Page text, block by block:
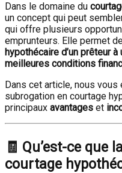
Dans le domaine du
un concept qui peut
qui offre plusieurs
emprunteurs. Elle permet
hypothécaire d’un prêteur à
meilleures conditions
Dans cet article, nous vous
subrogation en courtage
principaux avantages et
🧾 Qu’est-ce que
courtage